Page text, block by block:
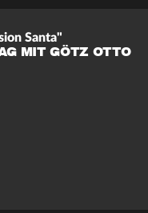
Santa"
MIT GÖTZ OTTO